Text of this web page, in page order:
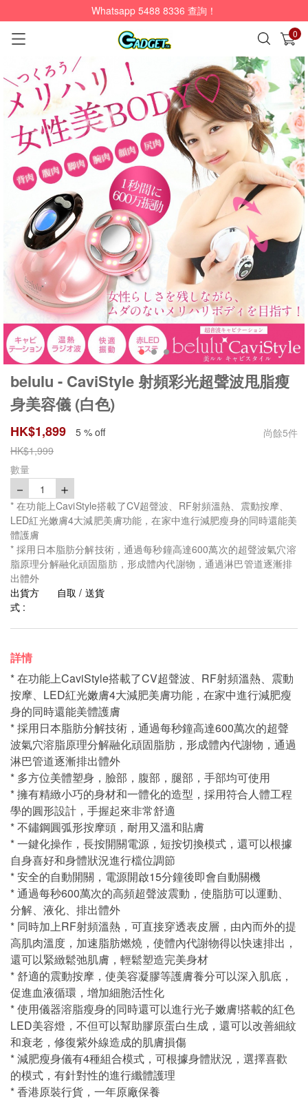
Whatsapp 5488 8336 查詢！
0
已加入購物車 查看
belulu - CaviStyle 射頻彩光超聲波甩脂瘦
身美容儀 (白色)
HK$1,899 5 % off 尚餘5件
HK$1,999
數量
－ 1 ＋
* 在功能上CaviStyle搭載了CV超聲波、RF射頻溫熱、震動按摩、
LED紅光嫩膚4大減肥美膚功能，在家中進行減肥瘦身的同時還能美
體護膚
* 採用日本脂肪分解技術，通過每秒鐘高達600萬次的超聲波氣穴溶
脂原理分解融化頑固脂肪，形成體內代謝物，通過淋巴管道逐漸排
出體外
出貨方
式 :
自取 / 送貨
詳情
* 在功能上CaviStyle搭載了CV超聲波、RF射頻溫熱、震動
按摩、LED紅光嫩膚4大減肥美膚功能，在家中進行減肥瘦
身的同時還能美體護膚
* 採用日本脂肪分解技術，通過每秒鐘高達600萬次的超聲
波氣穴溶脂原理分解融化頑固脂肪，形成體內代謝物，通過
淋巴管道逐漸排出體外
* 多方位美體塑身，臉部，腹部，腿部，手部均可使用
* 擁有精緻小巧的身材和一體化的造型，採用符合人體工程
學的圓形設計，手握起來非常舒適
* 不鏽鋼圓弧形按摩頭，耐用又溫和貼膚
* 一鍵化操作，長按開關電源，短按切換模式，還可以根據
自身喜好和身體狀況進行檔位調節
* 安全的自動開關，電源開啟15分鐘後即會自動關機
* 通過每秒600萬次的高頻超聲波震動，使脂肪可以運動、
分解、液化、排出體外
* 同時加上RF射頻溫熱，可直接穿透表皮層，由內而外的提
高肌肉溫度，加速脂肪燃燒，使體內代謝物得以快速排出，
還可以緊緻鬆弛肌膚，輕鬆塑造完美身材
* 舒適的震動按摩，使美容凝膠等護膚養分可以深入肌底，
促進血液循環，增加細胞活性化
* 使用儀器溶脂瘦身的同時還可以進行光子嫩膚!搭載的紅色
LED美容燈，不但可以幫助膠原蛋白生成，還可以改善細紋
和衰老，修復紫外線造成的肌膚損傷
* 減肥瘦身儀有4種組合模式，可根據身體狀況，選擇喜歡
的模式，有針對性的進行纖體護理
* 香港原裝行貨，一年原廠保養